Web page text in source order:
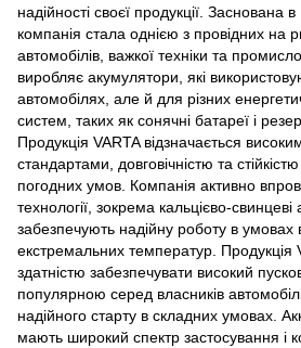
надійності своєї продукції. Заснована
компанія стала однією з провідних на
автомобілів, важкої техніки та
виробляє акумулятори, які
автомобілях, але й для різних
систем, таких як сонячні батареї і
Продукція VARTA відзначається
стандартами, довговічністю та
погодних умов. Компанія активно
технології, зокрема кальцієво-свинцеві
забезпечують надійну роботу в умовах
екстремальних температур. Продукція
здатністю забезпечувати високий
популярною серед власників
надійного старту в складних умовах.
мають широкий спектр застосування і